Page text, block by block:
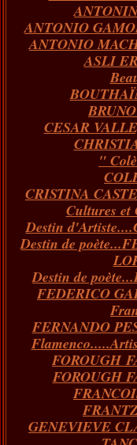
ANTONIO
ANTONIO
ASLI
CESAR
"
CRISTINA
Cultures et
Destin
Destin de
Destin de
FEDERICO
FERNANDO
FOROUGH
FOROUGH
GENEVIEVE